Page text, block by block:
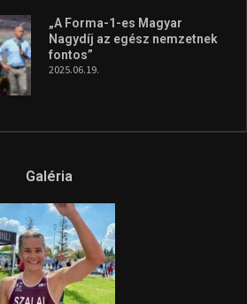
„A Forma-1-es Magyar
Nagydíj az egész nemzetnek
fontos”
2025.06.19.
Galéria